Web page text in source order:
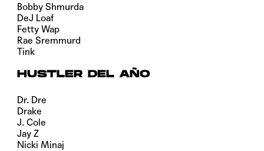
Bobby Shmurda
DeJ Loaf
Fetty Wap
Rae Sremmurd
Tink
HUSTLER DEL AÑO
Dr. Dre
Drake
J. Cole
Jay Z
Nicki Minaj